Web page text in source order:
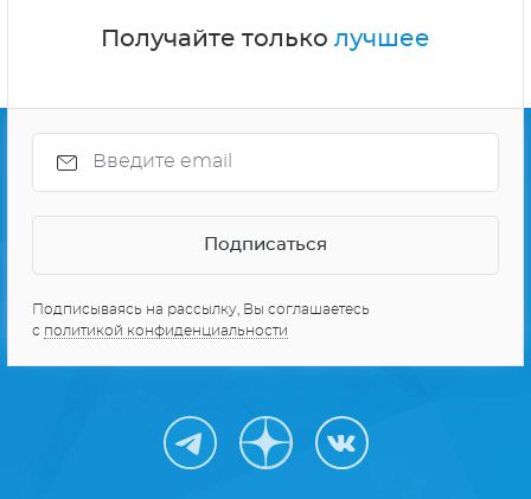
Получайте только лучшее
Подписываясь на рассылку, Вы соглашаетесь
с политикой конфиденциальности